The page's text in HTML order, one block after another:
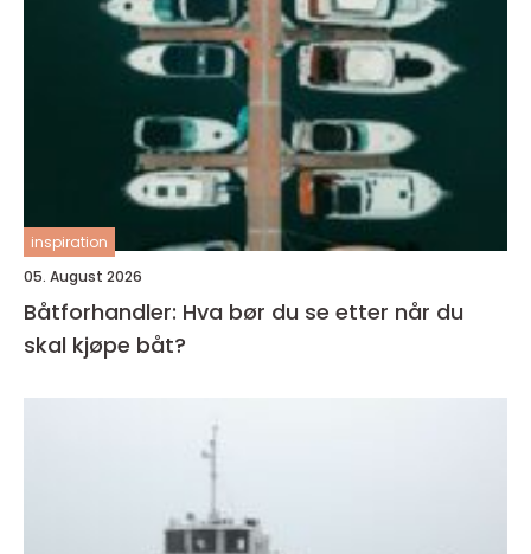
inspiration
05. August 2026
Båtforhandler: Hva bør du se etter når du
skal kjøpe båt?